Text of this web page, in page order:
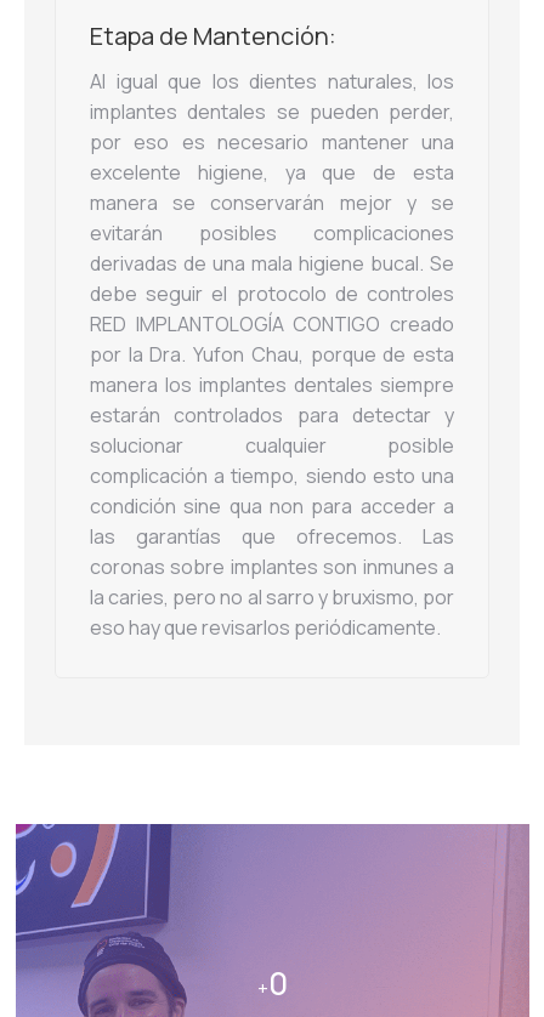
Etapa de Mantención:
Al igual que los dientes naturales, los
implantes dentales se pueden perder,
por eso es necesario mantener una
excelente higiene, ya que de esta
manera se conservarán mejor y se
evitarán posibles complicaciones
derivadas de una mala higiene bucal. Se
debe seguir el protocolo de controles
RED IMPLANTOLOGÍA CONTIGO creado
por la Dra. Yufon Chau, porque de esta
manera los implantes dentales siempre
estarán controlados para detectar y
solucionar cualquier posible
complicación a tiempo, siendo esto una
condición sine qua non para acceder a
las garantías que ofrecemos. Las
coronas sobre implantes son inmunes a
la caries, pero no al sarro y bruxismo, por
eso hay que revisarlos periódicamente.
+0